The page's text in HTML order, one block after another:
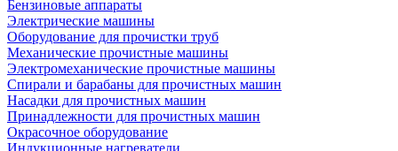
Бензиновые аппараты
Электрические машины
Оборудование для прочистки труб
Механические прочистные машины
Электромеханические прочистные машины
Спирали и барабаны для прочистных машин
Насадки для прочистных машин
Принадлежности для прочистных машин
Окрасочное оборудование
Индукционные нагреватели